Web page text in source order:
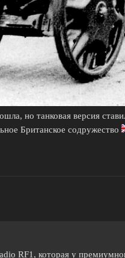
но танковая версия
Британское содружество
RF1, которая у